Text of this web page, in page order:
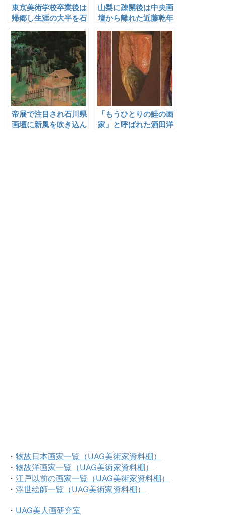
東京美術学校卒業後は
帰郷し生涯の大半を石
げた安井雪光
山梨に疎開後は中央画
壇から離れた近藤乾年
帝展で注目され石川県
画壇に新風を吹き込ん
「もうひとりの鮭の画
家」と呼ばれた酒田洋
・ 物故日本画家一覧（UAG美術家資料棚）
・ 物故洋画家一覧（UAG美術家資料棚）
・ 江戸以前の画家一覧（UAG美術家資料棚）
・ 浮世絵師一覧（UAG美術家資料棚）
・ UAG美人画研究室